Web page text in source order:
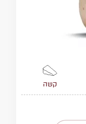
קשה